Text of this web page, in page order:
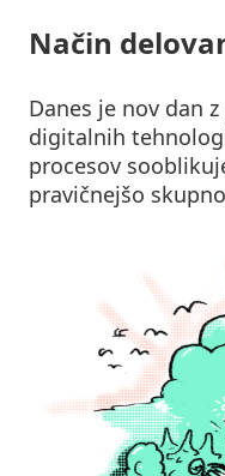
Način
Danes je nov dan
digitalnih
procesov
pravičnejšo